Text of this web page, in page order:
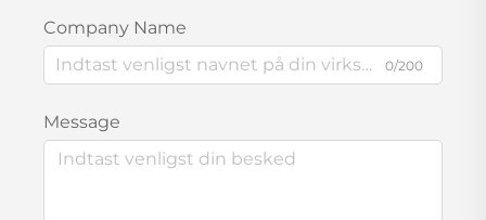
Company Name
0/200
Message